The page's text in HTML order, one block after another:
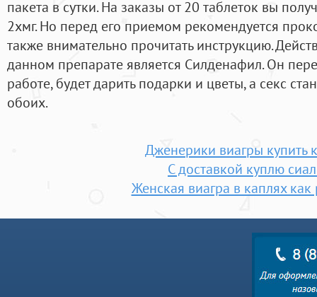
пакета в сутки. На заказы от 20 таблеток вы
2хмг. Но перед его приемом рекомендуется
также внимательно прочитать инструкцию.
данном препарате является Силденафил. Он
работе, будет дарить подарки и цветы, а секс
обоих.
Дженерики виагры купить
С доставкой куплю
Женская виагра в каплях как